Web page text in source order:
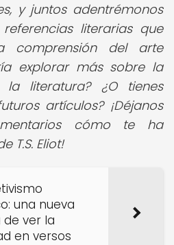
y juntos adentrémonos
literarias que
comprensión del arte
explorar más sobre la
la literatura? ¿O tienes
artículos? ¡Déjanos
cómo te ha
T.S. Eliot!
una nueva
ver la
en versos